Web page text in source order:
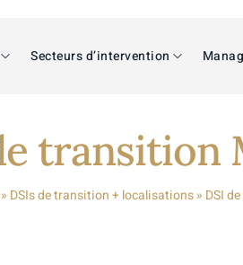
Secteurs d’intervention
transition
DSIs de transition + localisations» DSI